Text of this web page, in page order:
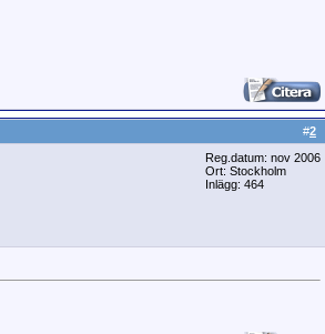
#2
Reg.datum: nov 2006
Ort: Stockholm
Inlägg: 464